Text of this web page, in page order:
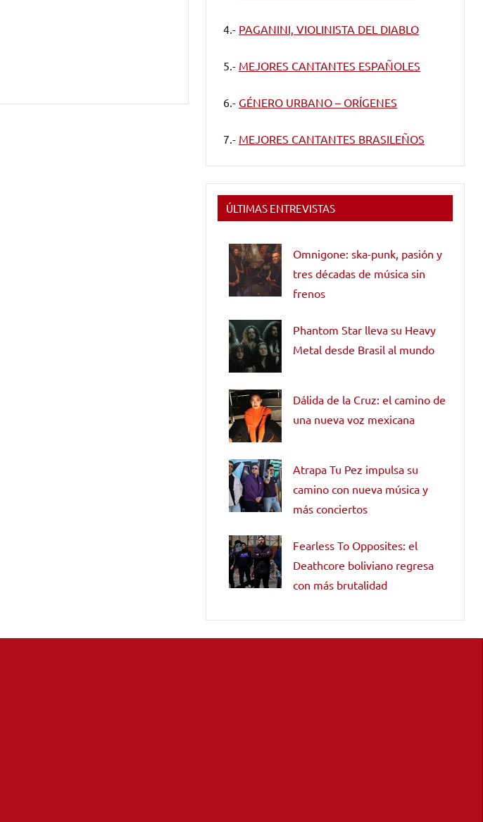
4.- PAGANINI, VIOLINISTA DEL DIABLO
5.- MEJORES CANTANTES ESPAÑOLES
6.- GÉNERO URBANO – ORÍGENES
7.- MEJORES CANTANTES BRASILEÑOS
ÚLTIMAS ENTREVISTAS
Omnigone: ska-punk, pasión y
tres décadas de música sin
frenos
Phantom Star lleva su Heavy
Metal desde Brasil al mundo
Dálida de la Cruz: el camino de
una nueva voz mexicana
Atrapa Tu Pez impulsa su
camino con nueva música y
más conciertos
Fearless To Opposites: el
Deathcore boliviano regresa
con más brutalidad